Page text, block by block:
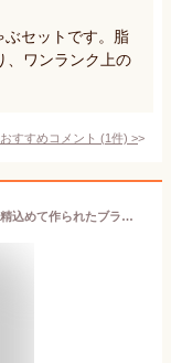
ぶセットです。脂
、ワンランク上の
すすめコメント (1件) >
ブリしゃぶセット 高知県産 計450ｇ2人前 丹精込めて作られたブランド鰤 刺身 瞬間冷凍 カット済 手間いらず ポン酢付